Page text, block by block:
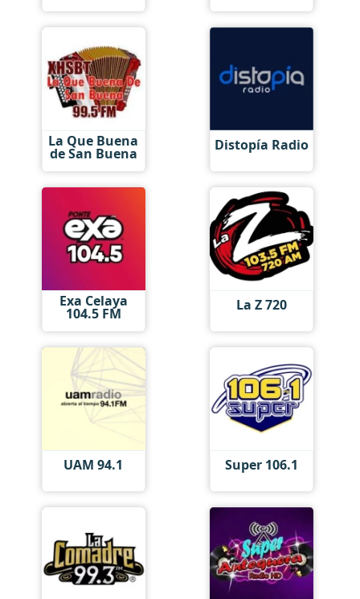
La Que Buena
de San Buena Distopía Radio
Exa Celaya
104.5 FM La Z 720
UAM 94.1 Super 106.1